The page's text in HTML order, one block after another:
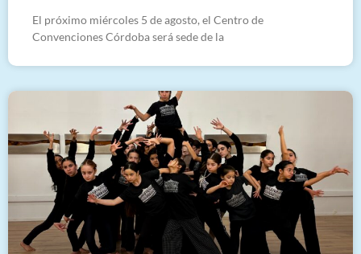
El próximo miércoles 5 de agosto, el Centro de
Convenciones Córdoba será sede de la